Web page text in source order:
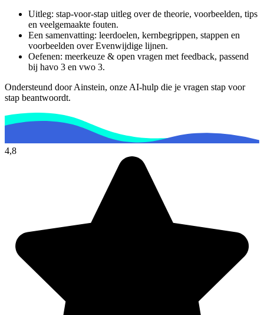
Uitleg: stap-voor-stap uitleg over de theorie, voorbeelden, tips
en veelgemaakte fouten.
Een samenvatting: leerdoelen, kernbegrippen, stappen en
voorbeelden overEvenwijdige lijnen.
Oefenen: meerkeuze & open vragen met feedback, passend
bij havo 3 en vwo 3.
Ondersteund door Ainstein, onze AI-hulp die je vragen stap voor
stap beantwoordt.
4,8